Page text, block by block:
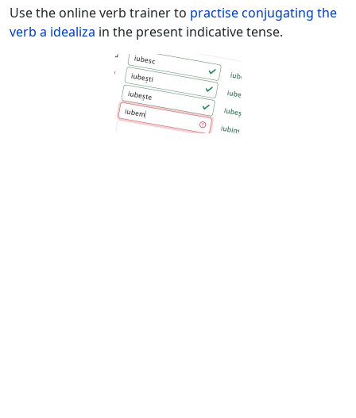
Use the online verb trainer to practise conjugating the
verb a idealiza in the present indicative tense.